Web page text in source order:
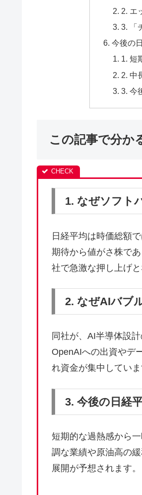
2. エ
3. 「
今後の
1. 短
2. 中
3. 今
この記事で分か
1. なぜソフト
日経平均は時価総額
期待から値がさ株で
社で急激な押し上げと
2. なぜAIバブ
同社が、AI半導体設
OpenAIへの出資やデ
れ資金が集中していま
3. 今後の日経
短期的な過熱感から
調な業績や原油高の
展開が予想されます。